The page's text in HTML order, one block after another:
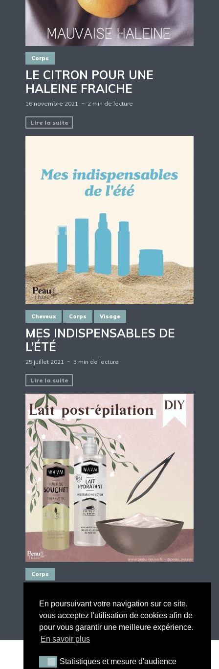
Corps
LE CITRON POUR UNE
HALEINE FRAICHE
16 novembre 2021 2 min de lecture
Lire la suite
Cheveux Corps Visage
MES INDISPENSABLES DE
L’ÉTÉ
25 juillet 2021 3 min de lecture
Lire la suite
Corps
1 juillet 2021 2 min de lecture
Lire la suite
En poursuivant votre navigation sur ce site,
vous acceptez l'utilisation de cookies afin de
pour vous garantir une meilleure expérience.
En savoir plus
Statistiques et mesure d'audience
Statistiques et mesure d'audience